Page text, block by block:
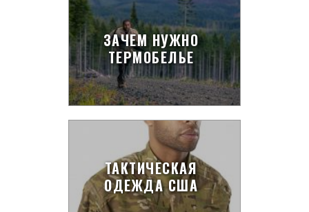
ЗАЧЕМ НУЖНО
ТЕРМОБЕЛЬЕ
ТАКТИЧЕСКАЯ
ОДЕЖДА США